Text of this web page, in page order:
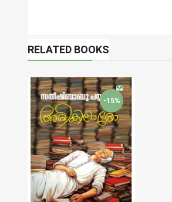
RELATED BOOKS
-15%